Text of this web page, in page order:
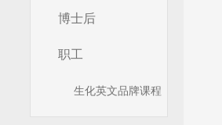
博士后
职工
生化英文品牌课程